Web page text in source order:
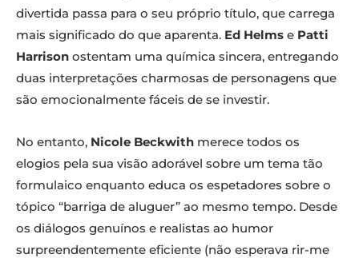
divertida passa para o seu próprio título, que carrega
mais significado do que aparenta. Ed Helms e Patti
Harrison ostentam uma química sincera, entregando
duas interpretações charmosas de personagens que
são emocionalmente fáceis de se investir.
No entanto, Nicole Beckwith merece todos os
elogios pela sua visão adorável sobre um tema tão
formulaico enquanto educa os espetadores sobre o
tópico “barriga de aluguer” ao mesmo tempo. Desde
os diálogos genuínos e realistas ao humor
surpreendentemente eficiente (não esperava rir-me